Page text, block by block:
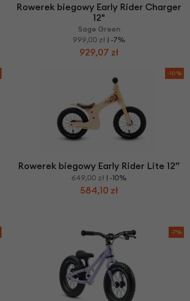
Rowerek biegowy Early Rider Charger
12"
Sage Green
999,00 zł | -7%
929,07 zł
-10%
Rowerek biegowy Early Rider Lite 12”
649,00 zł | -10%
584,10 zł
-7%